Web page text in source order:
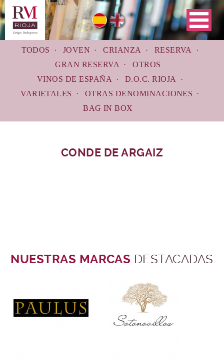
Skip
to
main
navigation
TODOS
JOVEN CRIANZA
RESERVA
GRAN RESERVA
OTROS
VINOS DE ESPAÑA
D.O.C. RIOJA
VARIETALES
OTRAS DENOMINACIONES
BAG IN BOX
CONDE DE ARGAIZ
NUESTRAS MARCAS DESTACADAS